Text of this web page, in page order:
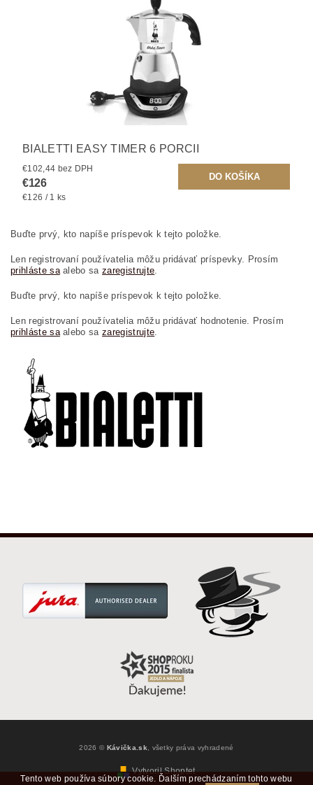
BIALETTI EASY TIMER 6 PORCII
€102,44 bez DPH
€126
€126 / 1 ks
Buďte prvý, kto napíše príspevok k tejto položke.
Len registrovaní používatelia môžu pridávať príspevky. Prosím
prihláste saalebo sazaregistrujte.
Buďte prvý, kto napíše príspevok k tejto položke.
Len registrovaní používatelia môžu pridávať hodnotenie. Prosím
prihláste saalebo sazaregistrujte.
2026 © Kávička.sk , všetky práva vyhradené
Vytvoril Shoptet
Tento web používa súbory cookie. Ďalším prechádzaním tohto webu